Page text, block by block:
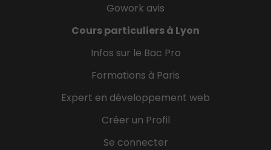
Gowork avis
Cours particuliers à Lyon
Infos sur le Bac Pro
Formations à Paris
Expert en développement web
Créer un Profil
Se connecter